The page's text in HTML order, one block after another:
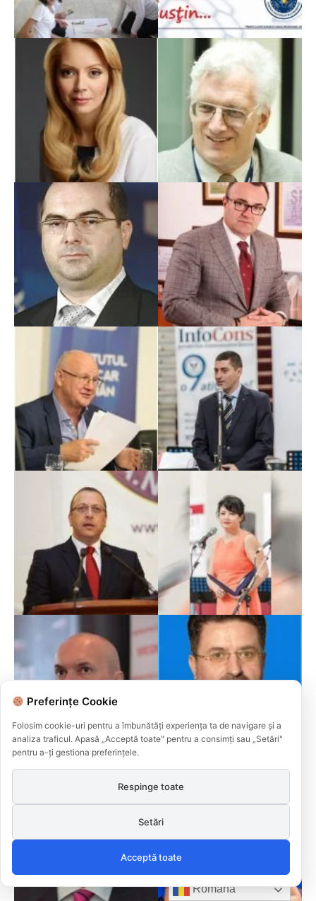
Română
Preferințe Cookie
Folosim cookie-uri pentru a îmbunătăți experiența ta de navigare și a
analiza traficul. Apasă „Acceptă toate" pentru a consimți sau „Setări"
pentru a-ți gestiona preferințele.
Respinge toate
Setări
Acceptă toate